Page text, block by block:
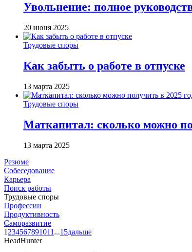
Увольнение: полное
20 июня 2025
Трудовые споры
Как забыть о работе в отпуске
13 марта 2025
Трудовые споры
Маткапитал: сколько можно
13 марта 2025
Резюме
Собеседование
Карьера
Поиск работы
Трудовые споры
Профессии
Продуктивность
Саморазвитие
1 234567891011 ...15дальше
HeadHunter